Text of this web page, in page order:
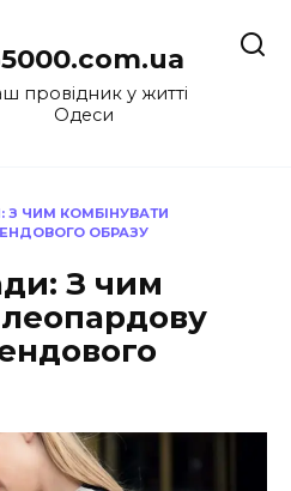
провідник у житті
Одеси
З ЧИМ КОМБІНУВАТИ
ОБРАЗУ
З чим